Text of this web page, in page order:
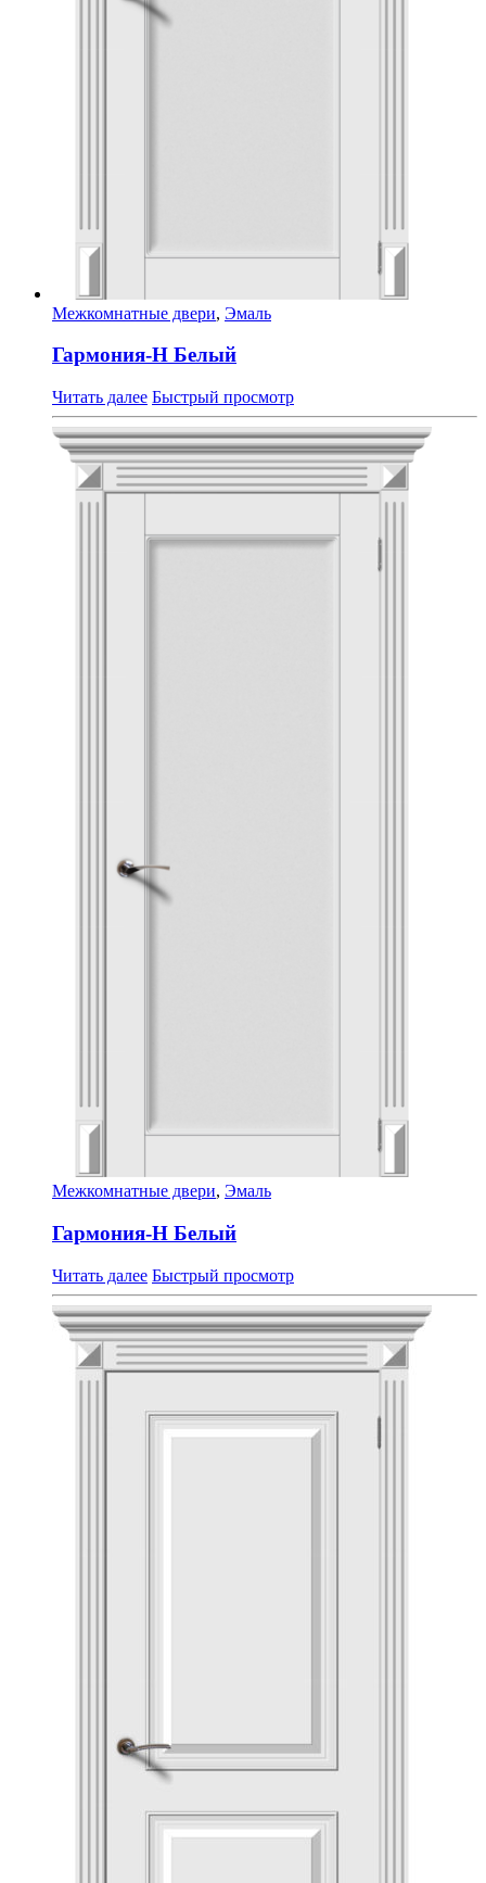
Межкомнатные двери, Эмаль
Гармония-Н Белый
Читать далее Быстрый просмотр
Межкомнатные двери, Эмаль
Гармония-Н Белый
Читать далее Быстрый просмотр